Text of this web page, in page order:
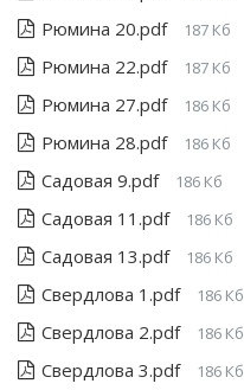
Рюмина 20.pdf 187 Кб
Рюмина 22.pdf 187 Кб
Рюмина 27.pdf 186 Кб
Рюмина 28.pdf 186 Кб
Садовая 9.pdf 186 Кб
Садовая 11.pdf 186 Кб
Садовая 13.pdf 186 Кб
Свердлова 1.pdf 186 Кб
Свердлова 2.pdf 186 Кб
Свердлова 3.pdf 186 Кб